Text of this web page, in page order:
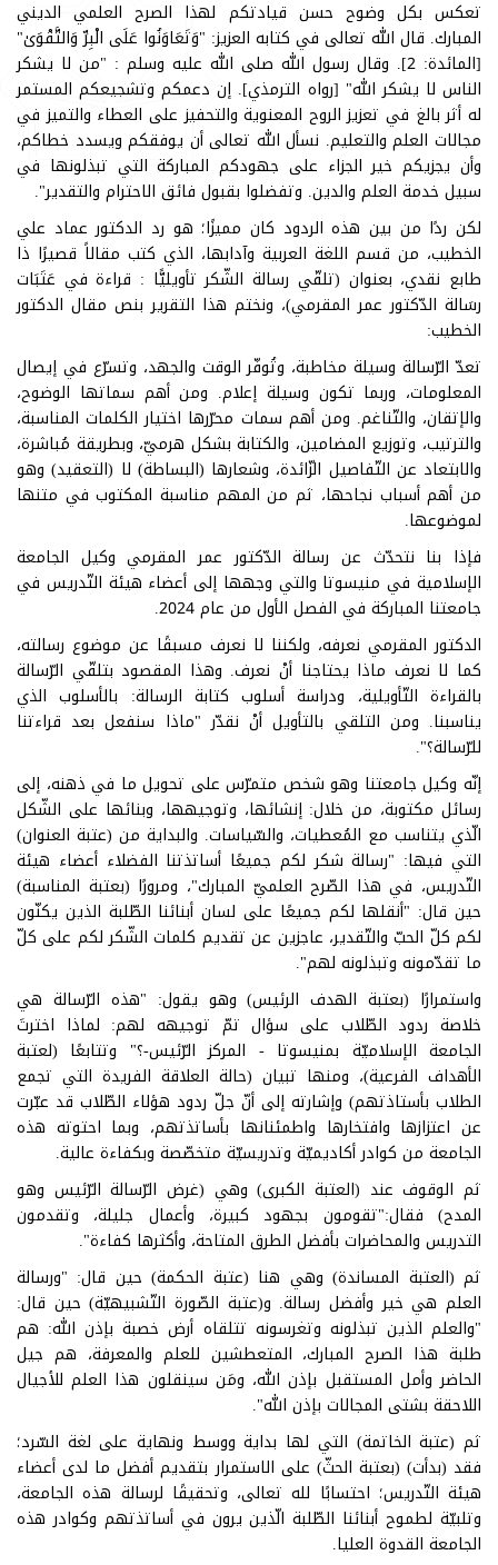
تعكس بكل وضوح حسن قيادتكم لهذا الصرح العلمي الديني
المبارك. قال الله تعالى في كتابه العزيز: "وَتَعَاوَنُوا عَلَى الْبِرِّ وَالتَّقْوَىٰ"
[المائدة: 2]. وقال رسول الله صلى الله عليه وسلم : "من لا يشكر
الناس لا يشكر الله" [رواه الترمذي]. إن دعمكم وتشجيعكم المستمر
له أثر بالغ في تعزيز الروح المعنوية والتحفيز على العطاء والتميز في
مجالات العلم والتعليم. نسأل الله تعالى أن يوفقكم ويسدد خطاكم،
وأن يجزيكم خير الجزاء على جهودكم المباركة التي تبذلونها في
سبيل خدمة العلم والدين. وتفضلوا بقبول فائق الاحترام والتقدير".
لكن ردًا من بين هذه الردود كان مميزًا؛ هو رد الدكتور عماد علي
الخطيب، من قسم اللغة العربية وآدابها، الذي كتب مقالاً قصيرًا ذا
طابع نقدي، بعنوان (تلقّي رسالة الشّكر تأويليًّا : قراءة في عَتَبَات
رسَالة الدّكتور عمر المقرمي)، ونختم هذا التقرير بنص مقال الدكتور
الخطيب:
تعدّ الرّسالة وسيلة مخاطبة، وتُوفّر الوقت والجهد، وتسرّع في إيصال
المعلومات، وربما تكون وسيلة إعلام. ومن أهم سماتها الوضوح،
والإتقان، والتّناغم. ومن أهم سمات محرّرها اختيار الكلمات المناسبة،
والترتيب، وتوزيع المضامين، والكتابة بشكل هرميّ، وبطريقة مُباشرة،
والابتعاد عن التّفاصيل الزّائدة، وشعارها (البساطة) لا (التعقيد) وهو
من أهم أسباب نجاحها، ثم من المهم مناسبة المكتوب في متنها
لموضوعها.
فإذا بنا نتحدّث عن رسالة الدّكتور عمر المقرمي وكيل الجامعة
الإسلامية في منيسوتا والتي وجهها إلى أعضاء هيئة التّدريس في
جامعتنا المباركة في الفصل الأول من عام 2024.
الدكتور المقرمي نعرفه، ولكننا لا نعرف مسبقًا عن موضوع رسالته،
كما لا نعرف ماذا يحتاجنا أنْ نعرف. وهذا المقصود بتلقّي الرّسالة
بالقراءة التّأويلية، ودراسة أسلوب كتابة الرسالة: بالأسلوب الذي
يناسبنا. ومن التلقي بالتأويل أنْ نقدّر "ماذا سنفعل بعد قراءتنا
للرّسالة؟".
إنّه وكيل جامعتنا وهو شخص متمرّس على تحويل ما في ذهنه، إلى
رسائل مكتوبة، من خلال: إنشائها، وتوجيهها، وبنائها على الشّكل
الّذي يتناسب مع المُعطيات، والسّياسات. والبداية من (عتبة العنوان)
التي فيها: "رسالة شكر لكم جميعًا أساتذتنا الفضلاء أعضاء هيئة
التّدريس، في هذا الصّرح العلميّ المبارك"، ومرورًا (بعتبة المناسبة)
حين قال: "أنقلها لكم جميعًا على لسان أبنائنا الطّلبة الذين يكنّون
لكم كلّ الحبّ والتّقدير، عاجزين عن تقديم كلمات الشّكر لكم على كلّ
ما تقدّمونه وتبذلونه لهم".
واستمرارًا (بعتبة الهدف الرئيس) وهو يقول: "هذه الرّسالة هي
خلاصة ردود الطّلاب على سؤال تمّ توجيهه لهم: لماذا اخترتَ
الجامعة الإسلاميّة بمنيسوتا - المركز الرّئيس-؟" وتتابعًا (لعتبة
الأهداف الفرعية)، ومنها تبيان (حالة العلاقة الفريدة التي تجمع
الطلاب بأستاذتهم) وإشارته إلى أنّ جلّ ردود هؤلاء الطّلاب قد عبّرت
عن اعتزازها وافتخارها واطمئنانها بأساتذتهم، وبما احتوته هذه
الجامعة من كوادر أكاديميّة وتدريسيّة متخصّصة وبكفاءة عالية.
ثم الوقوف عند (العتبة الكبرى) وهي (غرض الرّسالة الرّئيس وهو
المدح) فقال:"تقومون بجهود كبيرة، وأعمال جليلة، وتقدمون
التدريس والمحاضرات بأفضل الطرق المتاحة، وأكثرها كفاءة".
ثم (العتبة المساندة) وهي هنا (عتبة الحكمة) حين قال: "ورسالة
العلم هي خير وأفضل رسالة. و(عتبة الصّورة التّشبيهيّة) حين قال:
"والعلم الذين تبذلونه وتغرسونه تتلقاه أرض خصبة بإذن الله: هم
طلبة هذا الصرح المبارك، المتعطشين للعلم والمعرفة، هم جيل
الحاضر وأمل المستقبل بإذن الله، ومَن سينقلون هذا العلم للأجيال
اللاحقة بشتى المجالات بإذن الله".
ثم (عتبة الخاتمة) التي لها بداية ووسط ونهاية على لغة السّرد؛
فقد (بدأت) (بعتبة الحثّ) على الاستمرار بتقديم أفضل ما لدى أعضاء
هيئة التّدريس؛ احتسابًا لله تعالى، وتحقيقًا لرسالة هذه الجامعة،
وتلبيّة لطموح أبنائنا الطّلبة الّذين يرون في أساتذتهم وكوادر هذه
الجامعة القدوة العليا.